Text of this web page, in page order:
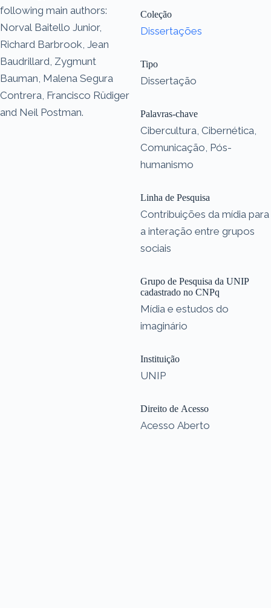
following main authors:
Norval Baitello Junior,
Richard Barbrook, Jean
Baudrillard, Zygmunt
Bauman, Malena Segura
Contrera, Francisco Rüdiger
and Neil Postman.
Coleção
Dissertações
Tipo
Dissertação
Palavras-chave
Cibercultura, Cibernética,
Comunicação, Pós-
humanismo
Linha de Pesquisa
Contribuições da mídia para
a interação entre grupos
sociais
Grupo de Pesquisa da UNIP
cadastrado no CNPq
Mídia e estudos do
imaginário
Instituição
UNIP
Direito de Acesso
Acesso Aberto